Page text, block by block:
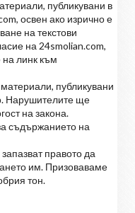
публикувани в
освен ако изрично е
на текстови
на 24smolian.com,
на линк към
публикувани
Нарушителите ще
на закона.
съдържанието на
правото да
им. Призоваваме
тон.